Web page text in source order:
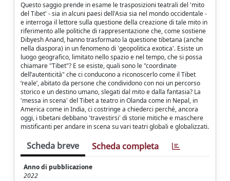
Questo saggio prende in esame le trasposizioni teatrali del 'mito
del Tibet' - sia in alcuni paesi dell'Asia sia nel mondo occidentale -
e interroga il lettore sulla questione della creazione di tale mito in
riferimento alle politiche di rappresentazione che, come sostiene
Dibyesh Anand, hanno trasformato la questione tibetana (anche
nella diaspora) in un fenomeno di 'geopolitica exotica'. Esiste un
luogo geografico, limitato nello spazio e nel tempo, che si possa
chiamare "Tibet"? E se esiste, quali sono le "coordinate
dell’autenticità" che ci conducono a riconoscerlo come il Tibet
‘reale’, abitato da persone che condividono con noi un percorso
storico e un destino umano, slegati dal mito e dalla fantasia? La
'messa in scena' del Tibet a teatro in Olanda come in Nepal, in
America come in India, ci costringe a chiederci perché, ancora
oggi, i tibetani debbano 'travestirsi' di storie mitiche e maschere
mistificanti per andare in scena su vari teatri globali e globalizzati.
Scheda breve Scheda completa
Anno di pubblicazione
2022